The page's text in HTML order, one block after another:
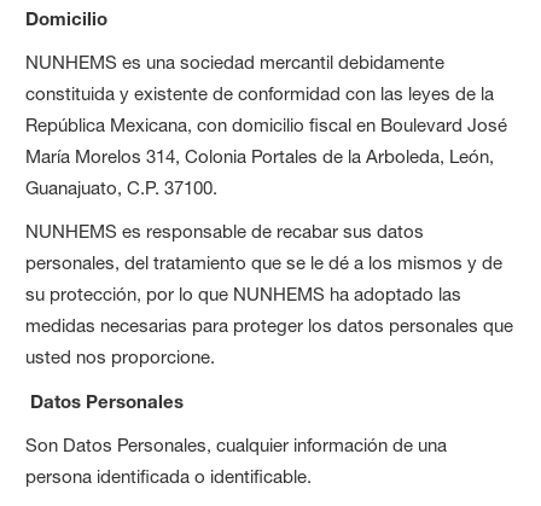
Domicilio
NUNHEMS es una sociedad mercantil debidamente
constituida y existente de conformidad con las leyes de la
República Mexicana, con domicilio fiscal en Boulevard José
María Morelos 314, Colonia Portales de la Arboleda, León,
Guanajuato, C.P. 37100.
NUNHEMS es responsable de recabar sus datos
personales, del tratamiento que se le dé a los mismos y de
su protección, por lo que NUNHEMS ha adoptado las
medidas necesarias para proteger los datos personales que
usted nos proporcione.
Datos Personales
Son Datos Personales, cualquier información de una
persona identificada o identificable.